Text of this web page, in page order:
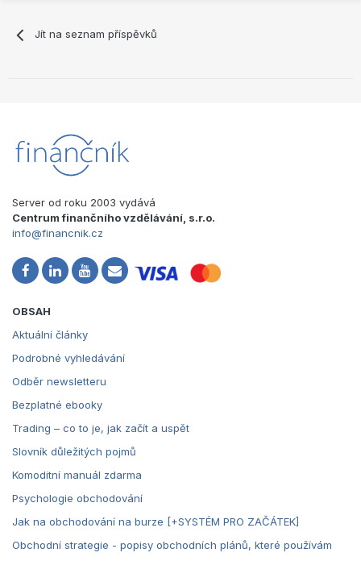
Jít na seznam příspěvků
Server od roku 2003 vydává
Centrum finančního vzdělávání, s.r.o.
info@financnik.cz
OBSAH
Aktuální články
Podrobné vyhledávání
Odběr newsletteru
Bezplatné ebooky
Trading – co to je, jak začít a uspět
Slovník důležitých pojmů
Komoditní manuál zdarma
Psychologie obchodování
Jak na obchodování na burze [+SYSTÉM PRO ZAČÁTEK]
Obchodní strategie - popisy obchodních plánů, které používám